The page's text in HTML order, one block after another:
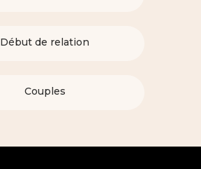
Début de relation
Couples